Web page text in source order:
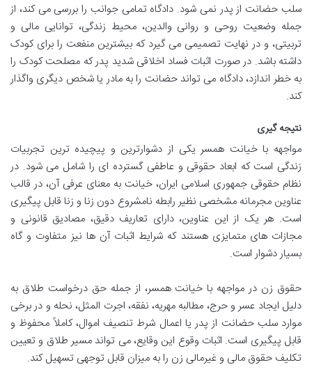
سلب حضانت از پدر نمی شود. دادگاه تمامی جوانب را بررسی می کند، از
جمله وضعیت روحی و روانی والدین، محیط زندگی، توانایی مالی و
تربیتی، و در نهایت تصمیمی می گیرد که بیشترین منفعت را برای کودک
داشته باشد. در صورت اثبات فساد اخلاقی شدید پدر که مصلحت کودک را
به خطر اندازد، دادگاه می تواند حضانت را به مادر یا شخص دیگری واگذار
کند.
نتیجه گیری
مواجهه با خیانت همسر یکی از دشوارترین و پیچیده ترین تجربیات
زندگی است که ابعاد حقوقی و عاطفی گسترده ای را شامل می شود. در
نظام حقوقی جمهوری اسلامی ایران، خیانت به معنای عرفی آن، در قالب
عناوین مجرمانه مشخصی نظیر رابطه نامشروع دون زنا و زنا قابل پیگیری
است. هر یک از این عناوین، دارای تعاریف دقیق، مصادیق قانونی و
مجازات های متمایزی هستند که شرایط اثبات آن ها نیز متفاوت و گاه
بسیار دشوار است.
حقوق زن در مواجهه با خیانت همسر، از جمله حق درخواست طلاق به
دلیل ایجاد عسر و حرج، مطالبه مهریه، نفقه، اجرت المثل، نحله و در برخی
موارد سلب حضانت از پدر یا اعمال شرط تنصیف اموال، کاملاً محفوظ و
قابل پیگیری است. اثبات وقوع این وقایع، می تواند مسیر طلاق و تعیین
تکلیف حقوق مالی و غیرمالی زن را به میزان قابل توجهی تسهیل کند.